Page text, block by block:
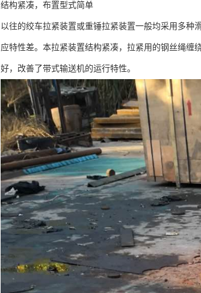
结构紧凑，布置型式简单
以往的绞车拉紧装置或重锤拉紧装置一般均采用多种
应特性差。本拉紧装置结构紧凑，拉紧用的钢丝绳缠
好，改善了带式输送机的运行特性。